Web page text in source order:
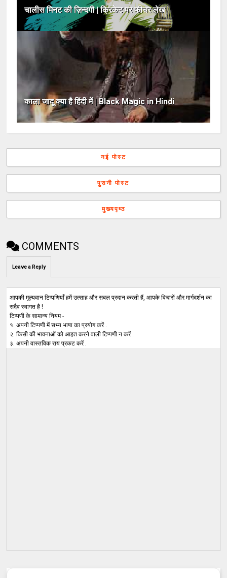
चालीस मिनट की ज़िन्दगी | क्रिकेट पर फीचर लेख
काला जादू क्या है हिंदी में | Black Magic in Hindi
नई पोस्ट
पुरानी पोस्ट
मुख्यपृष्ठ
COMMENTS
Leave a Reply
आपकी मूल्यवान टिप्पणियाँ हमें उत्साह और सबल प्रदान करती हैं, आपके विचारों और मार्गदर्शन का
सदैव स्वागत है !
टिप्पणी के सामान्य नियम -
१. अपनी टिप्पणी में सभ्य भाषा का प्रयोग करें .
२. किसी की भावनाओं को आहत करने वाली टिप्पणी न करें .
३. अपनी वास्तविक राय प्रकट करें .